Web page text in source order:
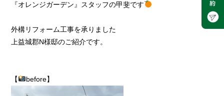
『オレンジガーデン』スタッフの甲斐です
外構リフォーム工事を承りました
上益城郡N様邸のご紹介です。
【 before】